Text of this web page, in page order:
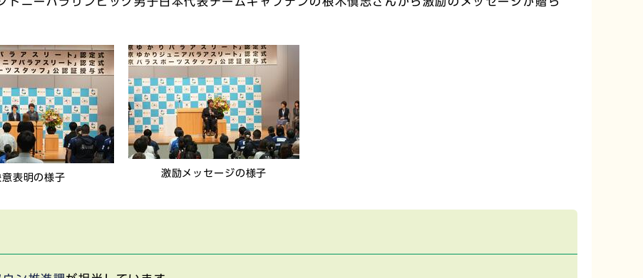
意表明の様子 激励メッセージの様子